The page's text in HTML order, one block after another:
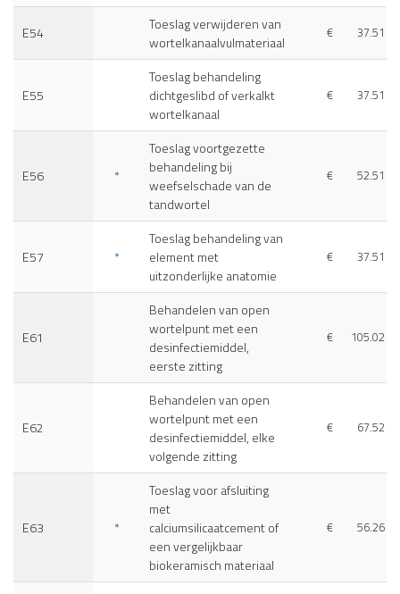
E54
Toeslag verwijderen van
wortelkanaalvulmateriaal
€ 37.51
E55
Toeslag behandeling
dichtgeslibd of verkalkt
wortelkanaal
€ 37.51
E56 *
Toeslag voortgezette
behandeling bij
weefselschade van de
tandwortel
€ 52.51
E57 *
Toeslag behandeling van
element met
uitzonderlijke anatomie
€ 37.51
E61
Behandelen van open
wortelpunt met een
desinfectiemiddel,
eerste zitting
€ 105.02
E62
Behandelen van open
wortelpunt met een
desinfectiemiddel, elke
volgende zitting
€ 67.52
E63 *
Toeslag voor afsluiting
met
calciumsilicaatcement of
een vergelijkbaar
biokeramisch materiaal
€ 56.26